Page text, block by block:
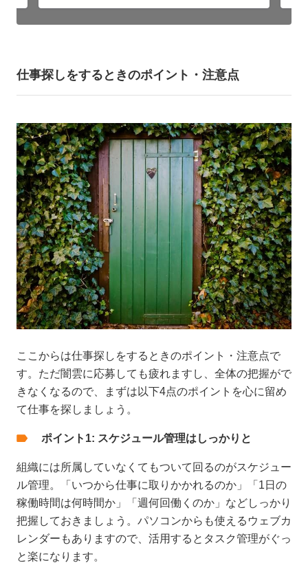
仕事探しをするときのポイント・注意点
ここからは仕事探しをするときのポイント・注意点で
す。ただ闇雲に応募しても疲れますし、全体の把握がで
きなくなるので、まずは以下4点のポイントを心に留め
て仕事を探しましょう。
ポイント1: スケジュール管理はしっかりと
組織には所属していなくてもついて回るのがスケジュー
ル管理。「いつから仕事に取りかかれるのか」「1日の
稼働時間は何時間か」「週何回働くのか」などしっかり
把握しておきましょう。パソコンからも使えるウェブカ
レンダーもありますので、活用するとタスク管理がぐっ
と楽になります。